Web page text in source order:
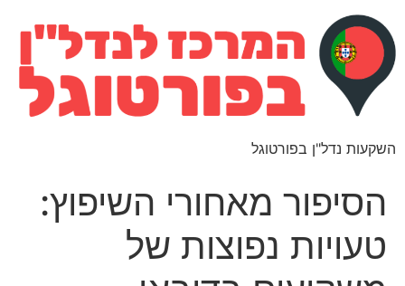
השקעות נדל"ן בפורטוגל
הסיפור מאחורי השיפוץ:
טעויות נפוצות של